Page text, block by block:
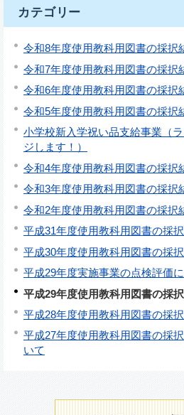
カテゴリー
令和8年度使用教科用図書の採択
令和7年度使用教科用図書の採択
令和6年度使用教科用図書の採択
令和5年度使用教科用図書の採択
小学校新入学祝い品支給事業（
ジします！）
令和4年度使用教科用図書の採択
令和3年度使用教科用図書の採択
令和2年度使用教科用図書の採択
平成31年度使用教科用図書の採
平成30年度使用教科用図書の採
平成29年度実施事業の点検評価
平成29年度使用教科用図書の採
平成28年度使用教科用図書の採
平成27年度使用教科用図書の採
いて